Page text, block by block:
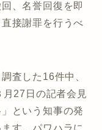
、名誉回復を即
接謝罪を行うべ
査した16件中、
27日の記者会見
という知事の発
す。パワハラに